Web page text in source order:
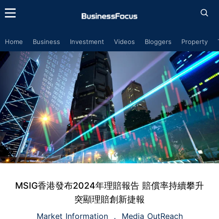
Home Business Investment Videos Bloggers Property
MSIG香港發布2024年理賠報告 賠償率持續攀升
突顯理賠創新捷報
Market Information Media OutReach